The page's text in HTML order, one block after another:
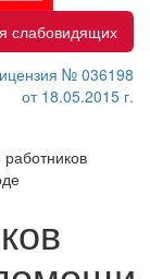
слабовидящих
№ 036198
от 18.05.2015 г.